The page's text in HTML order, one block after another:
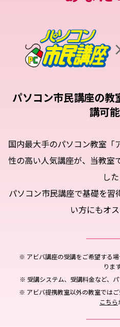
パソコン市民講座の教
講可
国内最大手のパソコン教室「
性の高い人気講座が、当教室
した
パソコン市民講座で基礎を習
い方にもオス
※ アビバ講座の受講をご希望する
ります
※ 受講システム、受講料金など、パ
※ アビバ提携教室以外の教室では
こちら